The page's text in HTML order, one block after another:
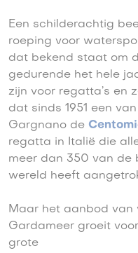
Een schilderachtig
roeping voor
dat bekend staat om
gedurende het hele
zijn voor regatta’s en
dat sinds 1951 een
Gargnano de
regatta in Italië die
meer dan 350 van de
wereld heeft
Maar het aanbod
Gardameer groeit
grote